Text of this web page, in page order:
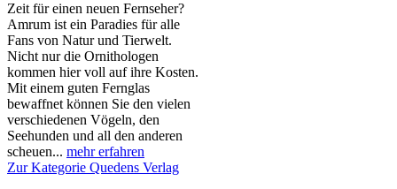
Zeit für einen neuen Fernseher?
Amrum ist ein Paradies für alle
Fans von Natur und Tierwelt.
Nicht nur die Ornithologen
kommen hier voll auf ihre Kosten.
Mit einem guten Fernglas
bewaffnet können Sie den vielen
verschiedenen Vögeln, den
Seehunden und all den anderen
scheuen... mehr erfahren
Zur Kategorie Quedens Verlag